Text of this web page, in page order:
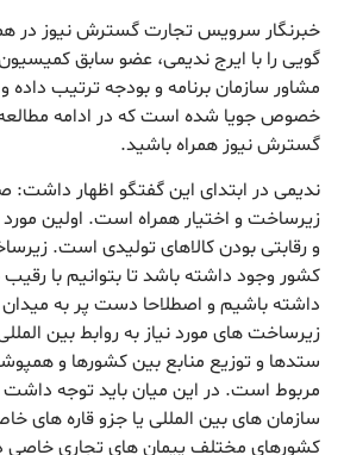
خبرنگار سرویس تجارت گسترش نیوز در
گویی را با ایرج ندیمی، عضو سابق
مشاور سازمان برنامه و بودجه ترتیب داده
خصوص جویا شده است که در ادامه مطالعه
گسترش نیوز همراه باشید.
ندیمی در ابتدای این گفتگو اظهار داشت:
زیرساخت و اختیار همراه است. اولین
و رقابتی بودن کالاهای تولیدی است.
کشور وجود داشته باشد تا بتوانیم با
داشته باشیم و اصطلاحا دست پر به
زیرساخت های مورد نیاز به روابط بین
ستدها و توزیع منابع بین کشورها و
مربوط است. در این میان باید توجه
سازمان های بین المللی یا جزو قاره های
کشورهای مختلف پیمان های تجاری خاصی